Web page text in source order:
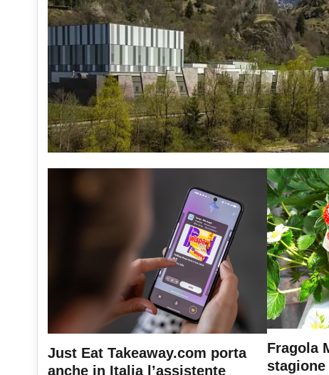
Just Eat Takeaway.com porta
anche in Italia l’assistente
Fragola